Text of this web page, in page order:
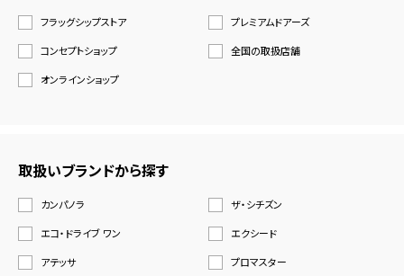
フラッグシップストア
プレミアムドアーズ
コンセプトショップ
全国の取扱店舗
オンラインショップ
取扱いブランドから探す
カンパノラ
ザ・シチズン
エコ・ドライブ ワン
エクシード
アテッサ
プロマスター